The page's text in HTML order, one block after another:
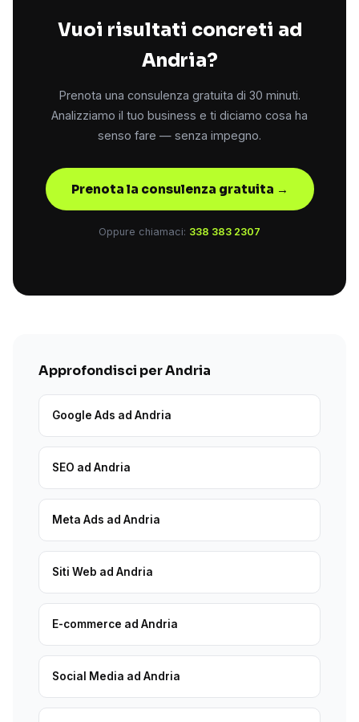
Vuoi risultati concreti ad
Andria?
Prenota una consulenza gratuita di 30 minuti.
Analizziamo il tuo business e ti diciamo cosa ha
senso fare — senza impegno.
Prenota la consulenza gratuita →
Oppure chiamaci: 338 383 2307
Approfondisci per Andria
Google Ads ad Andria
SEO ad Andria
Meta Ads ad Andria
Siti Web ad Andria
E-commerce ad Andria
Social Media ad Andria